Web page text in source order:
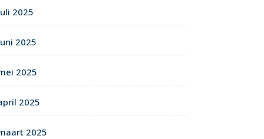
2025
2025
2025
2025
2025